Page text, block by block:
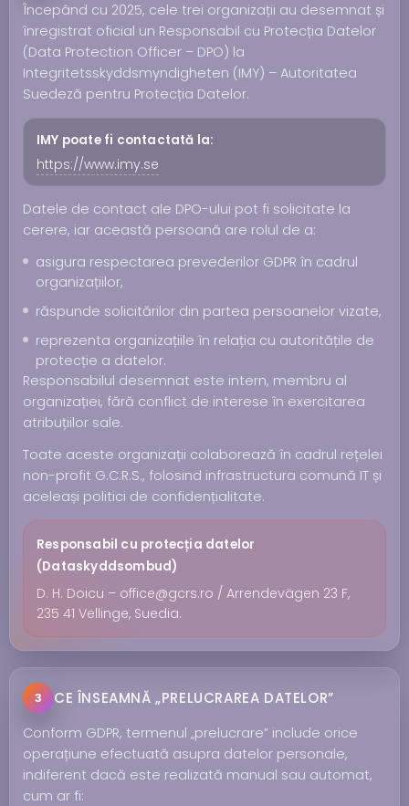
Începând cu 2025, cele trei organizații au desemnat și
înregistrat oficial un Responsabil cu Protecția Datelor
(Data Protection Officer – DPO) la
Integritetsskyddsmyndigheten (IMY) – Autoritatea
Suedeză pentru Protecția Datelor.
IMY poate fi contactată la:
https://www.imy.se
Datele de contact ale DPO-ului pot fi solicitate la
cerere, iar această persoană are rolul de a:
asigura respectarea prevederilor GDPR în cadrul
organizațiilor,
răspunde solicitărilor din partea persoanelor vizate,
reprezenta organizațiile în relația cu autoritățile de
protecție a datelor.
Responsabilul desemnat este intern, membru al
organizației, fără conflict de interese în exercitarea
atribuțiilor sale.
Toate aceste organizații colaborează în cadrul rețelei
non-profit G.C.R.S., folosind infrastructura comună IT și
aceleași politici de confidențialitate.
Responsabil cu protecția datelor
(Dataskyddsombud)
D. H. Doicu – office@gcrs.ro / Arrendevägen 23 F,
235 41 Vellinge, Suedia.
3 CE ÎNSEAMNĂ „PRELUCRAREA DATELOR”
Conform GDPR, termenul „prelucrare” include orice
operațiune efectuată asupra datelor personale,
indiferent dacă este realizată manual sau automat,
cum ar fi: